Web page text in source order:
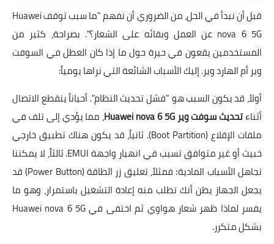
قبل أن نبدأ في الحل، من الضروري أن نفهم "ما سبب توقف Huawei
nova 6 5G عن العمل وبقائه على الشعار؟". بصراحة، كثير من
المستخدمين يقعون في حيرة حول ما إذا كان العطل في السوفت
وير أم الهارد وير. إليك الأسباب الشائعة التي نراها يومياً:
أولاً، قد يكون السبب هو "فشل تحديث النظام". أحياناً ينقطع الاتصال
أثناءتحديث سوفت وير Huawei nova 6 5G
، مما يؤدي إلى تلف في
ملفات الإقلاع (Boot Partition). ثانياً، قد يكون هناك تطبيق خارجي
خبيث أو غير متوافق تسبب في انهيار واجهة EMUI. ثالثاً، لا يمكننا
تجاهل الأسباب المادية؛ فمثلاً، تعليق زر الطاقة (Power Button) قد
يجعل الجهاز يظن أنك تطلب منه إعادة التشغيل باستمرار، وهو ما
يفسر لماذا ظهر شعار هواوي ثم اختفى في Huawei nova 6 5G
بشكل متكرر.